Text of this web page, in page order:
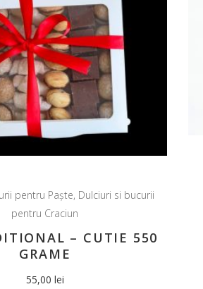
pentru Paște, Dulciuri si bucurii
pentru Craciun
– CUTIE 550
GRAME
55,00 lei